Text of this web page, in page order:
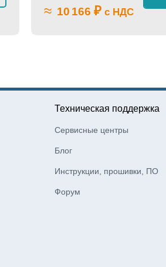
≈ 10 166 ₽ с НДС
Техническая поддержка
Сервисные центры
Блог
Инструкции, прошивки, ПО
Форум